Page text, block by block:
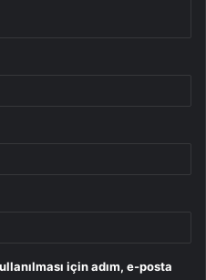
için adım, e-posta